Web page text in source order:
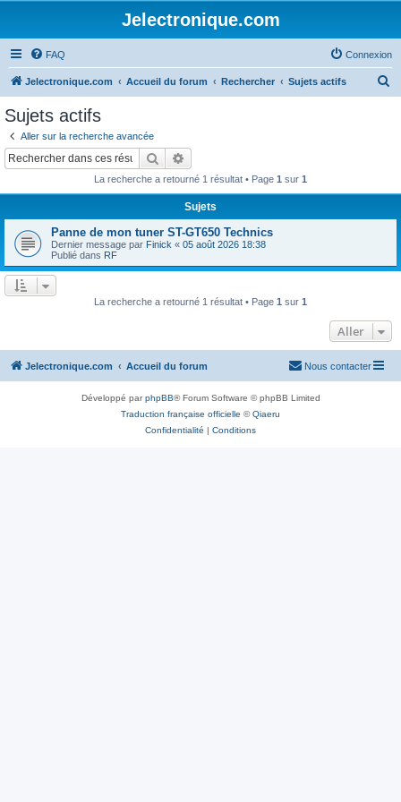
Jelectronique.com
FAQ Connexion
Jelectronique.com Accueil du forum Rechercher Sujets actifs
r
Sujets actifs
Aller sur la recherche avancée
Rechercher
La recherche a retourné 1 résultat • Page 1 sur 1
Sujets
Panne de mon tuner ST-GT650 Technics
Dernier message par Finick « 05 août 2026 18:38
Publié dans RF
La recherche a retourné 1 résultat • Page 1 sur 1
Aller
Jelectronique.com Accueil du forum Nous contacter
Développé parphpBB® Forum Software © phpBB Limited
Traduction française officielle ©Qiaeru
Confidentialité | Conditions